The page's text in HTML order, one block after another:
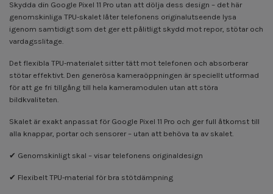
Skydda din Google Pixel 11 Pro utan att dölja dess design – det här
genomskinliga TPU-skalet låter telefonens originalutseende lysa
igenom samtidigt som det ger ett pålitligt skydd mot repor, stötar och
vardagsslitage.
Det flexibla TPU-materialet sitter tätt mot telefonen och absorberar
stötar effektivt. Den generösa kameraöppningen är speciellt utformad
för att ge fri tillgång till hela kameramodulen utan att störa
bildkvaliteten.
Skalet är exakt anpassat för Google Pixel 11 Pro och ger full åtkomst till
alla knappar, portar och sensorer – utan att behöva ta av skalet.
✔ Genomskinligt skal – visar telefonens originaldesign
✔ Flexibelt TPU-material för bra stötdämpning